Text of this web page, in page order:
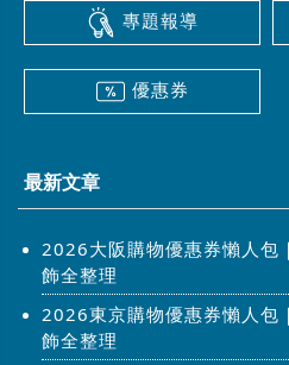
專題報導
優惠券
最新文章
2026大阪購物優惠券懶人包
飾全整理
2026東京購物優惠券懶人包
飾全整理